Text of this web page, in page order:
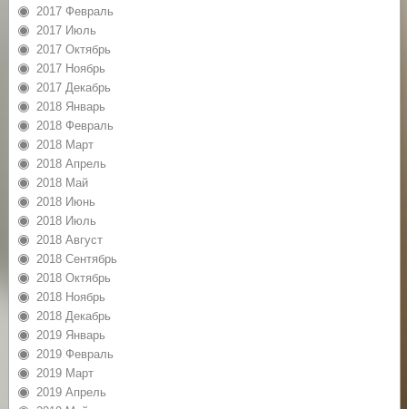
2017 Февраль
2017 Июль
2017 Октябрь
2017 Ноябрь
2017 Декабрь
2018 Январь
2018 Февраль
2018 Март
2018 Апрель
2018 Май
2018 Июнь
2018 Июль
2018 Август
2018 Сентябрь
2018 Октябрь
2018 Ноябрь
2018 Декабрь
2019 Январь
2019 Февраль
2019 Март
2019 Апрель